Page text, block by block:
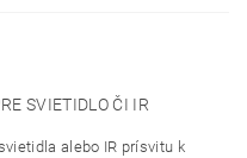
SVIETIDLO ČI IR
alebo IR prísvitu k